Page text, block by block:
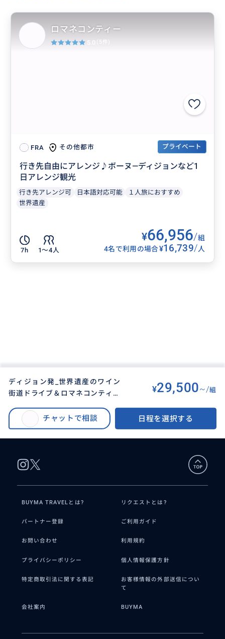
FRA その他都市 プライベート
行き先自由にアレンジ♪ボーヌ―ディジョンなど1
日アレンジ観光
行き先アレンジ可 日本語対応可能
１人旅におすすめ
世界遺産
7h 1〜4人
¥66,956/組
4名で利用の場合¥16,739/人
ロマネコンティー
5.0 (5件)
ディジョン発_世界遺産のワイン
街道ドライブ＆ロマネコンティー
¥29,500~/組
チャットで相談 日程を選択する
ディジョン発_世界遺産のワイン街道ドライブ＆ロマネコンティーの畑見学ツ
アー （約3時間）
BUYMA TRAVELとは? リクエストとは?
パートナー登録 ご利用ガイド
お問い合わせ 利用規約
プライバシーポリシー 個人情報保護方針
特定商取引法に関する表記
お客様情報の外部送信につい
て
会社案内 BUYMA